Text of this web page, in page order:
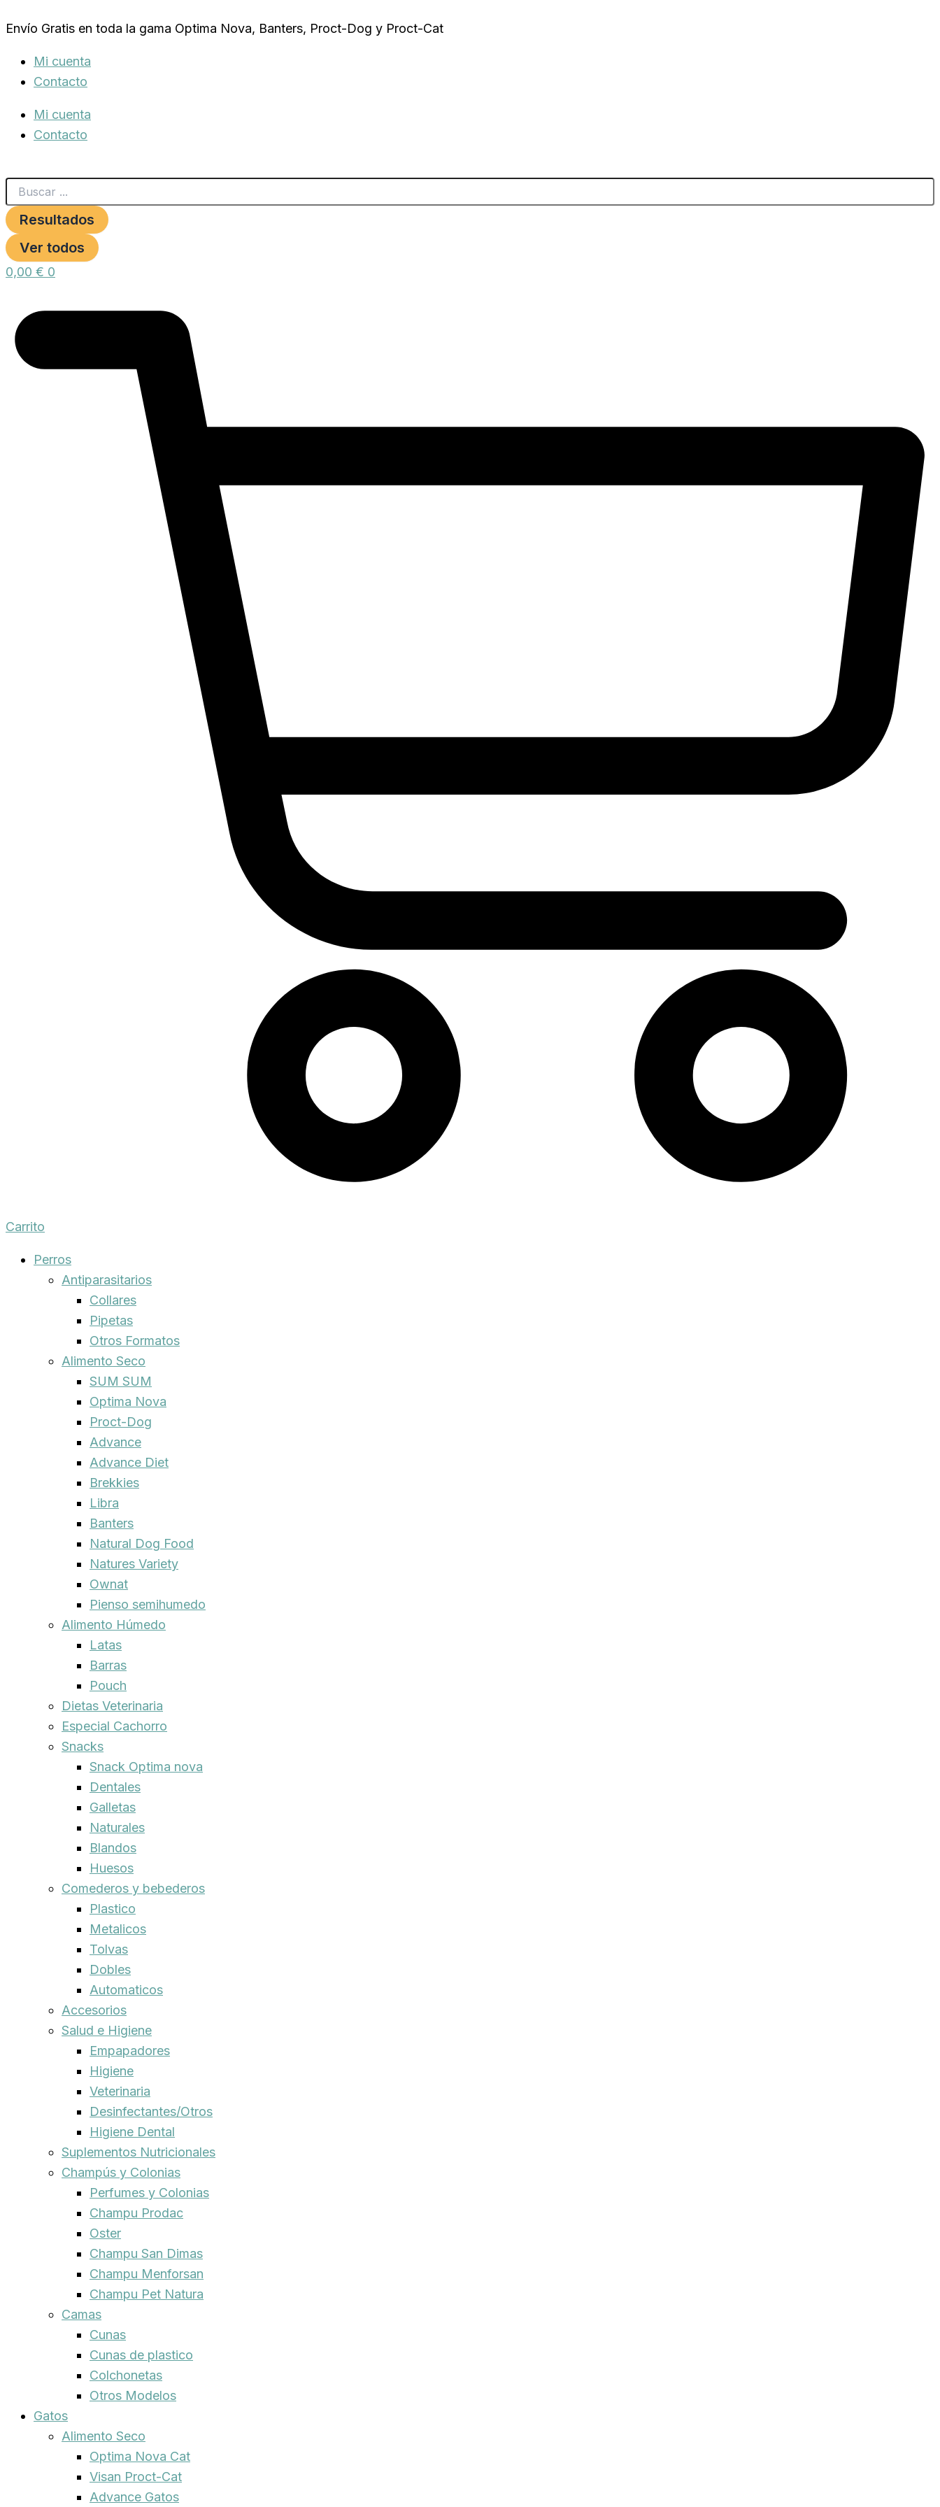
al
Envío Gratis en toda la gama Optima Nova, Banters, Proct-Dog y Proct-Cat
Mi cuenta
Contacto
Mi cuenta
Contacto
Resultados
Ver todos
0,00 € 0
Carrito
Perros
Antiparasitarios
Collares
Pipetas
Otros Formatos
Alimento Seco
SUM SUM
Optima Nova
Proct-Dog
Advance
Advance Diet
Brekkies
Libra
Banters
Natural Dog Food
Natures Variety
Ownat
Pienso semihumedo
Alimento Húmedo
Latas
Barras
Pouch
Dietas Veterinaria
Especial Cachorro
Snacks
Snack Optima nova
Dentales
Galletas
Naturales
Blandos
Huesos
Comederos y bebederos
Plastico
Metalicos
Tolvas
Dobles
Automaticos
Accesorios
Salud e Higiene
Empapadores
Higiene
Veterinaria
Desinfectantes/Otros
Higiene Dental
Suplementos Nutricionales
Champús y Colonias
Perfumes y Colonias
Champu Prodac
Oster
Champu San Dimas
Champu Menforsan
Champu Pet Natura
Camas
Cunas
Cunas de plastico
Colchonetas
Otros Modelos
Gatos
Alimento Seco
Optima Nova Cat
Visan Proct-Cat
Advance Gatos
PASO
grueso
cantidad